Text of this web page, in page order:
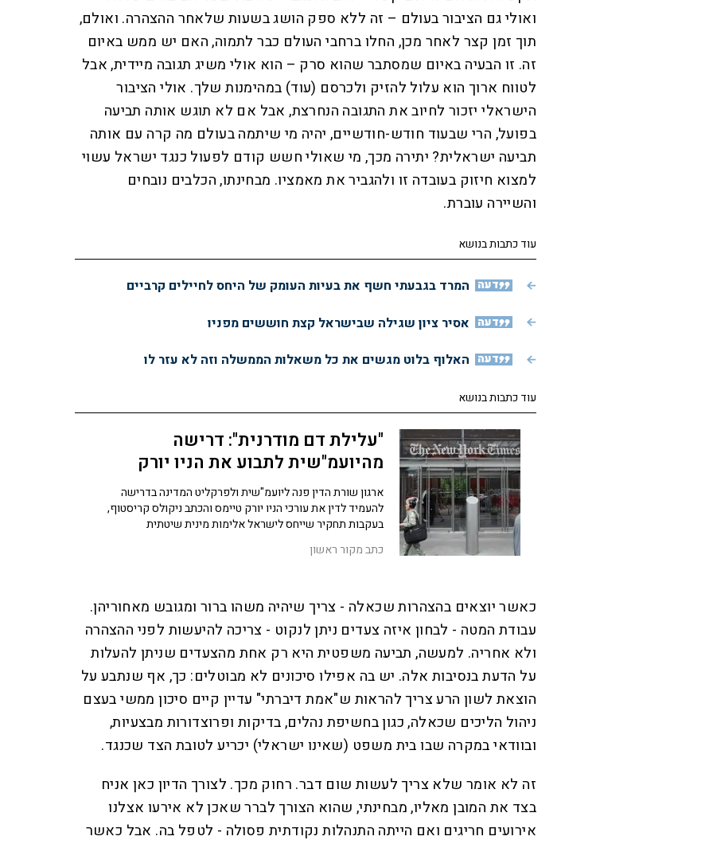
ואולי גם הציבור בעולם – זה ללא ספק הושג בשעות שלאחר ההצהרה. ואולם,
תוך זמן קצר לאחר מכן, החלו ברחבי העולם כבר לתמוה, האם יש ממש באיום
זה. זו הבעיה באיום שמסתבר שהוא סרק – הוא אולי משיג תגובה מיידית, אבל
לטווח ארוך הוא עלול להזיק ולכרסם (עוד) במהימנות שלך. אולי הציבור
הישראלי יזכור לחיוב את התגובה הנחרצת, אבל אם לא תוגש אותה תביעה
בפועל, הרי שבעוד חודש-חודשיים, יהיה מי שיתמה בעולם מה קרה עם אותה
תביעה ישראלית? יתירה מכך, מי שאולי חשש קודם לפעול כנגד ישראל עשוי
למצוא חיזוק בעובדה זו ולהגביר את מאמציו. מבחינתו, הכלבים נובחים
והשיירה עוברת.
עוד כתבות בנושא
דעה המרד בגבעתי חשף את בעיות העומק של היחס לחיילים קרביים
דעה אסיר ציון שגילה שבישראל קצת חוששים מפניו
דעה האלוף בלוט מגשים את כל משאלות הממשלה וזה לא עזר לו
עוד כתבות בנושא
"עלילת דם מודרנית": דרישה
מהיועמ"שית לתבוע את הניו יורק
טיימס
ארגון שורת הדין פנה ליועמ"שית ולפרקליט המדינה בדרישה
להעמיד לדין את עורכי הניו יורק טיימס והכתב ניקולס קריסטוף,
בעקבות תחקיר שייחס לישראל אלימות מינית שיטתית
כתב מקור ראשון
כאשר יוצאים בהצהרות שכאלה - צריך שיהיה משהו ברור ומגובש מאחוריהן.
עבודת המטה - לבחון איזה צעדים ניתן לנקוט - צריכה להיעשות לפני ההצהרה
ולא אחריה. למעשה, תביעה משפטית היא רק אחת מהצעדים שניתן להעלות
על הדעת בנסיבות אלה. יש בה אפילו סיכונים לא מבוטלים: כך, אף שנתבע על
הוצאת לשון הרע צריך להראות ש"אמת דיברתי" עדיין קיים סיכון ממשי בעצם
ניהול הליכים שכאלה, כגון בחשיפת נהלים, בדיקות ופרוצדורות מבצעיות,
ובוודאי במקרה שבו בית משפט (שאינו ישראלי) יכריע לטובת הצד שכנגד.
זה לא אומר שלא צריך לעשות שום דבר. רחוק מכך. לצורך הדיון כאן אניח
בצד את המובן מאליו, מבחינתי, שהוא הצורך לברר שאכן לא אירעו אצלנו
אירועים חריגים ואם הייתה התנהלות נקודתית פסולה - לטפל בה. אבל כאשר